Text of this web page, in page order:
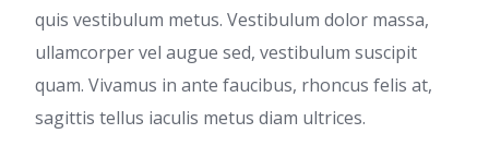
quis vestibulum metus. Vestibulum dolor massa,
ullamcorper vel augue sed, vestibulum suscipit
quam. Vivamus in ante faucibus, rhoncus felis at,
sagittis tellus iaculis metus diam ultrices.